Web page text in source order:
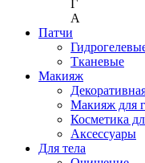
Г
A
Патчи
Тканевые
Макияж
Макияж для
Косметика
Аксессуары
Для тела